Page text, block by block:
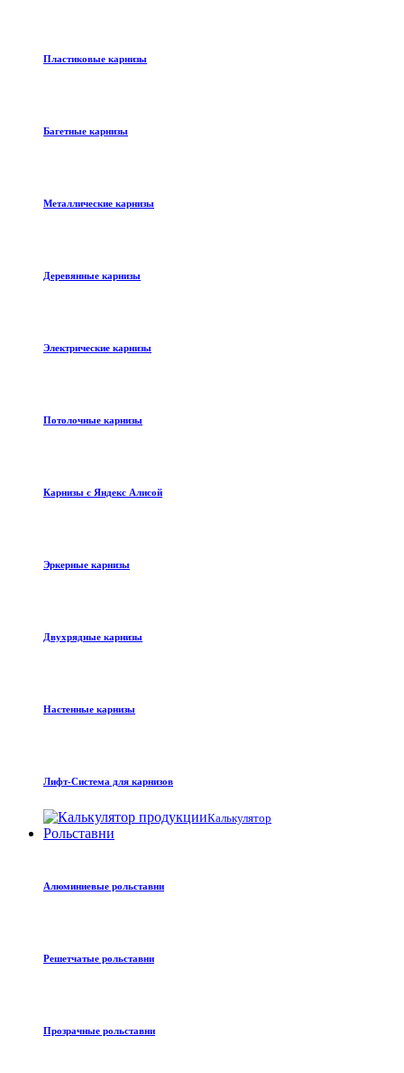
Пластиковые карнизы
Багетные карнизы
Металлические карнизы
Деревянные карнизы
Электрические карнизы
Потолочные карнизы
Карнизы с Яндекс Алисой
Эркерные карнизы
Двухрядные карнизы
Настенные карнизы
Лифт-Система для карнизов
Калькулятор
Рольставни
Алюминиевые рольставни
Решетчатые рольставни
Прозрачные рольставни